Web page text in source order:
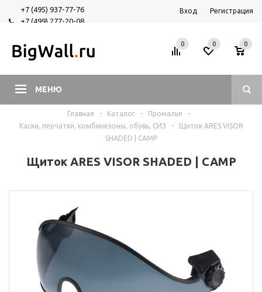
+7 (495) 937-77-76
+7 (499) 277-20-08
Вход Регистрация
МЕНЮ
0 0
0
Главная - Каталог - Промальп
-
Каски, перчатки, комбинезоны, обувь, СИЗ
-
Щиток ARES VISOR
SHADED | CAMP
Щиток ARES VISOR SHADED | CAMP